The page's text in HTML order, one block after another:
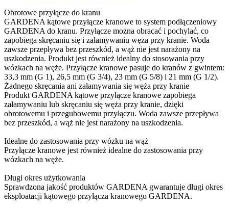
Obrotowe przyłącze do kranu
GARDENA kątowe przyłącze kranowe to system podłączeniowy
GARDENA do kranu. Przyłącze można obracać i pochylać, co
zapobiega skręcaniu się i załamywaniu węża przy kranie. Woda
zawsze przepływa bez przeszkód, a wąż nie jest narażony na
uszkodzenia. Produkt jest również idealny do stosowania przy
wózkach na węże. Przyłącze kranowe pasuje do kranów z gwintem:
33,3 mm (G 1), 26,5 mm (G 3/4), 23 mm (G 5/8) i 21 mm (G 1/2).
Żadnego skręcania ani załamywania się węża przy kranie
Produkt GARDENA kątowe przyłącze kranowe zapobiega
załamywaniu lub skręcaniu się węża przy kranie, dzięki
obrotowemu i przegubowemu przyłączu. Woda zawsze przepływa
bez przeszkód, a wąż nie jest narażony na uszkodzenia.
Idealne do zastosowania przy wózku na wąż
Przyłącze kranowe jest również idealne do zastosowania przy
wózkach na węże.
Długi okres użytkowania
Sprawdzona jakość produktów GARDENA gwarantuje długi okres
eksploatacji kątowego przyłącza kranowego GARDENA.